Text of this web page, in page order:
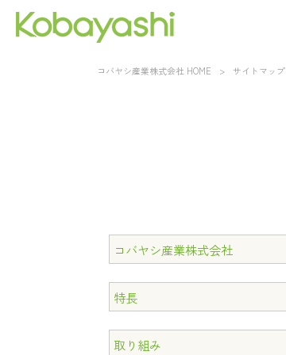
コバヤシ産業株式会社 HOME > サイトマップ
コバヤシ産業株式会社
特長
取り組み